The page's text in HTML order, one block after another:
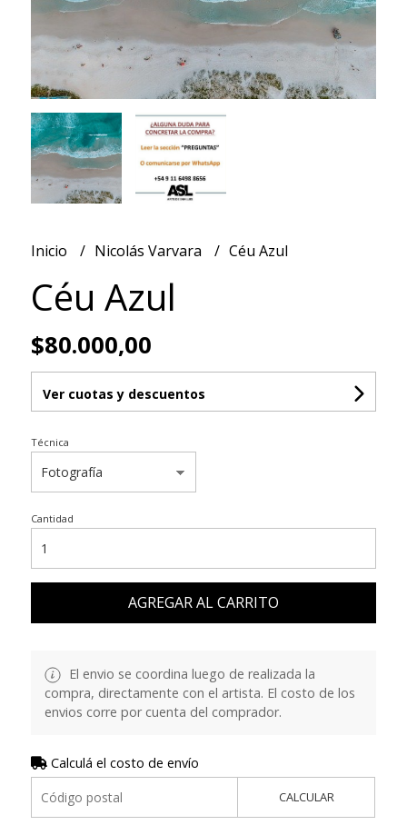
Inicio Nicolás Varvara Céu Azul
Céu Azul
$80.000,00
Ver cuotas y descuentos
Técnica
Cantidad
AGREGAR AL CARRITO
El envio se coordina luego de realizada la
compra, directamente con el artista. El costo de los
envios corre por cuenta del comprador.
Calculá el costo de envío
CALCULAR